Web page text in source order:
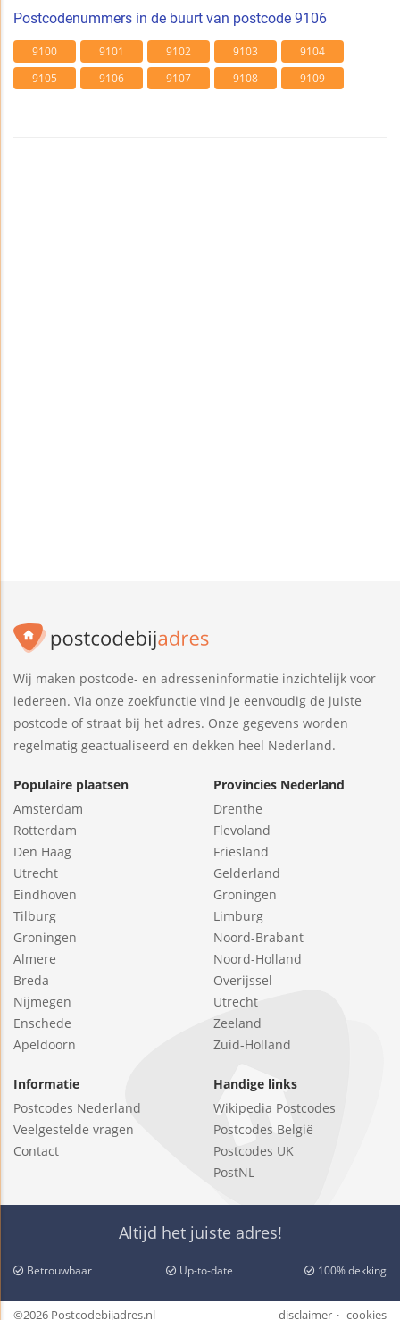
Postcodenummers in de buurt van postcode 9106
9100 9101 9102 9103
9104
9105
9106 9107 9108 9109
Wij maken postcode- en adresseninformatie inzichtelijk voor
iedereen. Via onze zoekfunctie vind je eenvoudig de juiste
postcode of straat bij het adres. Onze gegevens worden
regelmatig geactualiseerd en dekken heel Nederland.
Populaire plaatsen
Amsterdam
Rotterdam
Den Haag
Utrecht
Eindhoven
Tilburg
Groningen
Almere
Breda
Nijmegen
Enschede
Apeldoorn
Provincies Nederland
Drenthe
Flevoland
Friesland
Gelderland
Groningen
Limburg
Noord-Brabant
Noord-Holland
Overijssel
Utrecht
Zeeland
Zuid-Holland
Informatie
Postcodes Nederland
Veelgestelde vragen
Contact
Handige links
Wikipedia Postcodes
Postcodes België
Postcodes UK
PostNL
Altijd het juiste adres!
Betrouwbaar Up-to-date 100% dekking
©2026 Postcodebijadres.nl disclaimer cookies